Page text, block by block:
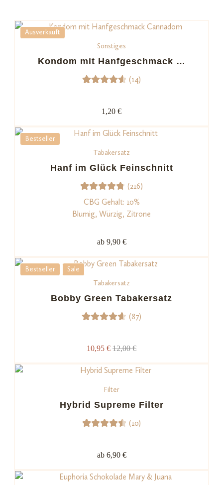
Ausverkauft
Sonstiges
Kondom mit Hanfgeschmack …
4.64
von 5,
nd auf
Kundenb
ngen
(14)
1,20 €
Bestseller
Tabakersatz
Hanf im Glück Feinschnitt
Bewerte
t mit
basieren
d auf
216
Kundenb
ewertun
gen
(216)
CBG Gehalt: 10%
Blumig, Würzig, Zitrone
ab 9,90 €
Bestseller
Sale
Tabakersatz
Bobby Green Tabakersatz
4.67
von 5,
nd auf
Kundenb
ngen
(87)
10,95 € 12,00 €
Filter
Hybrid Supreme Filter
4.60
von 5,
(10)
ab 6,90 €